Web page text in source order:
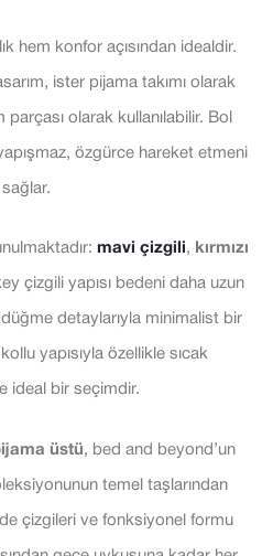
hem konfor açısından idealdir.
ister pijama takımı olarak
olarak kullanılabilir. Bol
özgürce hareket etmeni
sağlar.
mavi çizgili, kırmızı
çizgili yapısı bedeni daha uzun
detaylarıyla minimalist bir
yapısıyla özellikle sıcak
ideal bir seçimdir.
üstü, bed and beyond’un
temel taşlarından
çizgileri ve fonksiyonel formu